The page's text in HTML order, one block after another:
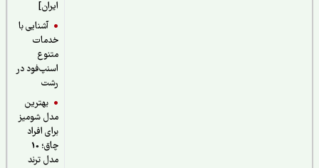
آشنایی با
خدمات
اسنپ‌فود در
بهترین
مدل شومیز
برای افراد
چاق؛ 10
مدل ترند